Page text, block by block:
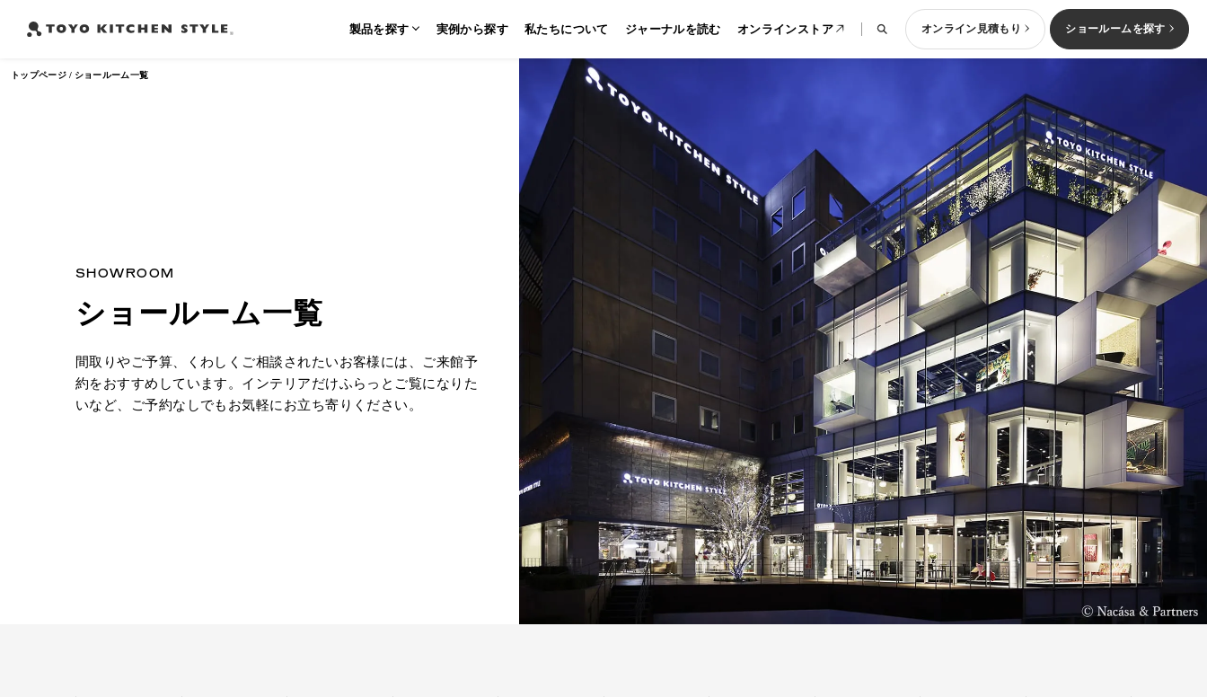
壁付けキッチン セパレートキッチン 並列型キッチン
製品を探す 実例から探す 私たちについて ジャーナルを読む オンラインストア オンライン見積もり ショールームを探す
トップページ ショールーム一覧
SHOWROOM
ショールーム一覧
間取りやご予算、くわしくご相談されたいお客様には、ご来館予
約をおすすめしています。インテリアだけふらっとご覧になりた
いなど、ご予約なしでもお気軽にお立ち寄りください。